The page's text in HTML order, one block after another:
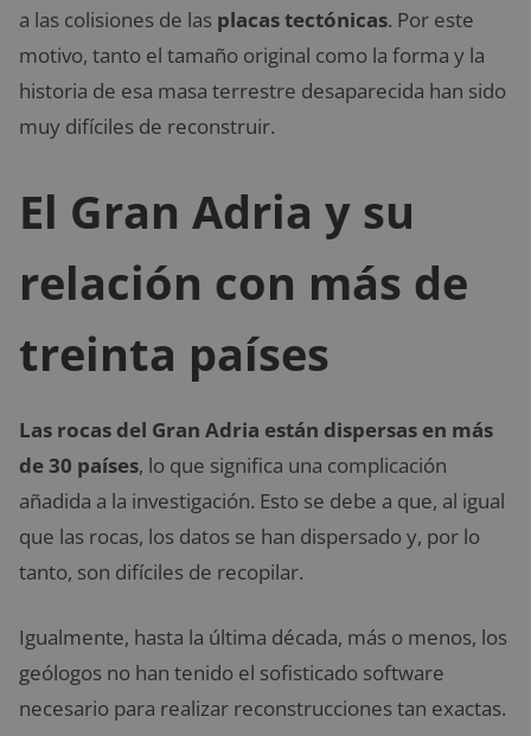
a las colisiones de las placas tectónicas. Por este
motivo, tanto el tamaño original como la forma y la
historia de esa masa terrestre desaparecida han sido
muy difíciles de reconstruir.
El Gran Adria y su
relación con más de
treinta países
Las rocas del Gran Adria están dispersas en más
de 30 países, lo que significa una complicación
añadida a la investigación. Esto se debe a que, al igual
que las rocas, los datos se han dispersado y, por lo
tanto, son difíciles de recopilar.
Igualmente, hasta la última década, más o menos, los
geólogos no han tenido el sofisticado software
necesario para realizar reconstrucciones tan exactas.